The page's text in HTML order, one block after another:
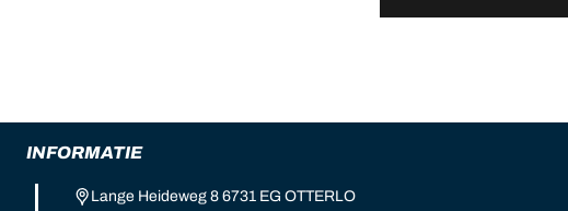
INFORMATIE
Lange Heideweg 8 6731 EG OTTERLO